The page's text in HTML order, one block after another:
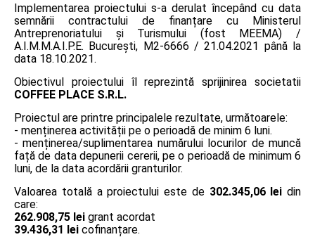
Implementarea proiectului s-a derulat începând cu data
semnării contractului de finanțare cu Ministerul
Antreprenoriatului și Turismului (fost MEEMA) /
A.I.M.M.A.I.P.E. București, M2-6666 / 21.04.2021 până la
data 18.10.2021.
Obiectivul proiectului îl reprezintă sprijinirea societatii
COFFEE PLACE S.R.L.
Proiectul are printre principalele rezultate, următoarele:
- menținerea activității pe o perioadă de minim 6 luni.
- menținerea/suplimentarea numărului locurilor de muncă
față de data depunerii cererii, pe o perioadă de minimum 6
luni, de la data acordării granturilor.
Valoarea totală a proiectului este de 302.345,06 lei din
care:
262.908,75 lei grant acordat
39.436,31 lei cofinanțare.